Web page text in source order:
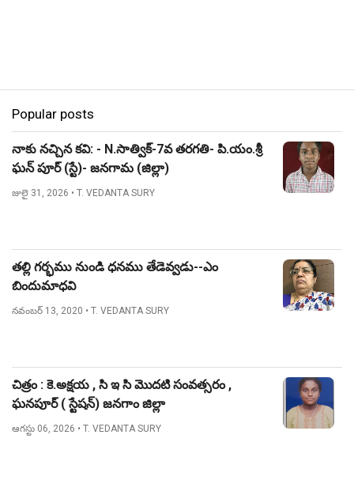
Popular posts
నాకు నచ్చిన కవి: - N.సాత్విక్-7వ తరగతి- పి.యం.శ్రీ
ఘన్ పూర్ (స్టే)- జనగామ (జిల్లా)
జులై 31, 2026 • T. VEDANTA SURY
తల్లి గర్భము నుండి ధనము తేడెవ్వడు--ఎం
బిందుమాధవి
నవంబర్ 13, 2020 • T. VEDANTA SURY
చిత్రం : కె.అక్షయ , సి ఇ సి మొదటి సంవత్సరం ,
ఘనపూర్ ( స్టేషన్) జనగాం జిల్లా
ఆగస్టు 06, 2026 • T. VEDANTA SURY